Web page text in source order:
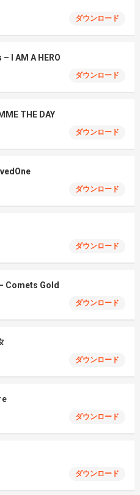
ダウンロード
I AM A HERO
ダウンロード
THE DAY
ダウンロード
ダウンロード
ダウンロード
Comets Gold
ダウンロード
ダウンロード
ダウンロード
ダウンロード